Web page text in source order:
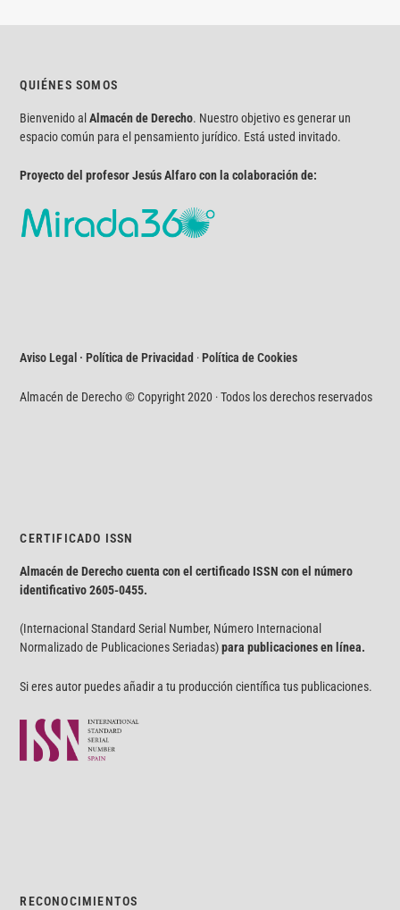
QUIÉNES SOMOS
Bienvenido alAlmacén de Derecho. Nuestro objetivo es generar un
espacio común para el pensamiento jurídico. Está usted invitado.
Proyecto del profesor Jesús Alfaro con la colaboración de:
Aviso Legal · Política de Privacidad ·Política de Cookies
Almacén de Derecho © Copyright 2020 · Todos los derechos reservados
CERTIFICADO ISSN
Almacén de Derecho cuenta con el certificado ISSN con el número
identificativo2605-0455.
(Internacional Standard Serial Number, Número Internacional
Normalizado de Publicaciones Seriadas)para publicaciones en línea.
Si eres autor puedes añadir a tu producción científica tus publicaciones.
RECONOCIMIENTOS